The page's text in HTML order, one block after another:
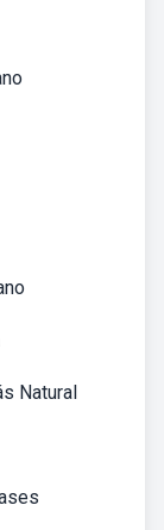
Natural